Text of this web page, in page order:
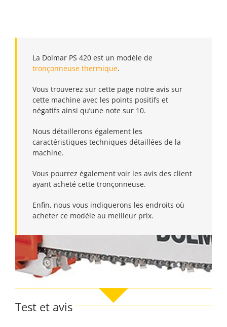
La Dolmar PS 420 est un modèle de
tronçonneuse thermique.
Vous trouverez sur cette page notre avis sur
cette machine avec les points positifs et
négatifs ainsi qu’une note sur 10.
Nous détaillerons également les
caractéristiques techniques détaillées de la
machine.
Vous pourrez également voir les avis des client
ayant acheté cette tronçonneuse.
Enfin, nous vous indiquerons les endroits où
acheter ce modèle au meilleur prix.
Test et avis